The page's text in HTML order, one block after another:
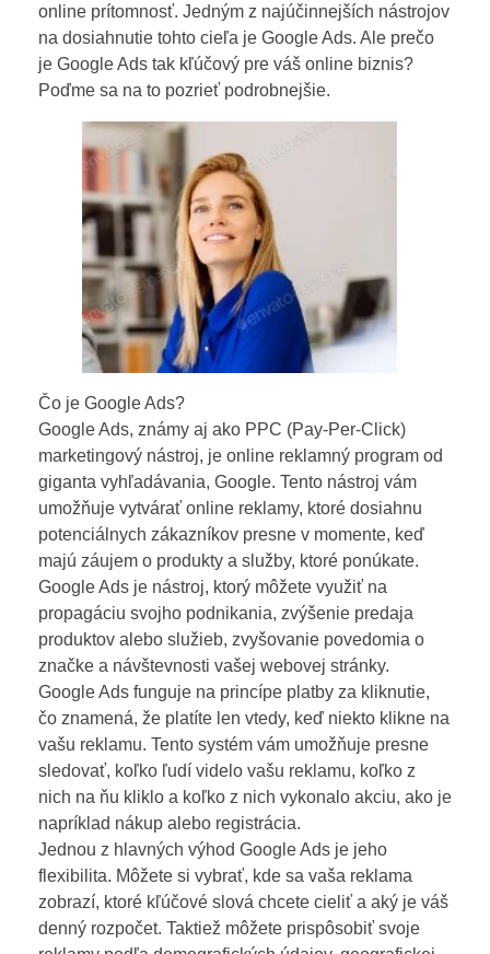
online prítomnosť. Jedným z najúčinnejších nástrojov
na dosiahnutie tohto cieľa je Google Ads. Ale prečo
je Google Ads tak kľúčový pre váš online biznis?
Poďme sa na to pozrieť podrobnejšie.
Čo je Google Ads?
Google Ads, známy aj ako PPC (Pay-Per-Click)
marketingový nástroj, je online reklamný program od
giganta vyhľadávania, Google. Tento nástroj vám
umožňuje vytvárať online reklamy, ktoré dosiahnu
potenciálnych zákazníkov presne v momente, keď
majú záujem o produkty a služby, ktoré ponúkate.
Google Ads je nástroj, ktorý môžete využiť na
propagáciu svojho podnikania, zvýšenie predaja
produktov alebo služieb, zvyšovanie povedomia o
značke a návštevnosti vašej webovej stránky.
Google Ads funguje na princípe platby za kliknutie,
čo znamená, že platíte len vtedy, keď niekto klikne na
vašu reklamu. Tento systém vám umožňuje presne
sledovať, koľko ľudí videlo vašu reklamu, koľko z
nich na ňu kliklo a koľko z nich vykonalo akciu, ako je
napríklad nákup alebo registrácia.
Jednou z hlavných výhod Google Ads je jeho
flexibilita. Môžete si vybrať, kde sa vaša reklama
zobrazí, ktoré kľúčové slová chcete cieliť a aký je váš
denný rozpočet. Taktiež môžete prispôsobiť svoje